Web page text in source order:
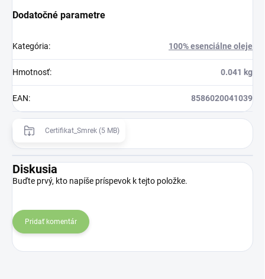
Dodatočné parametre
Kategória: 100% esenciálne oleje
Hmotnosť: 0.041 kg
EAN: 8586020041039
Certifikat_Smrek (5 MB)
Diskusia
Buďte prvý, kto napíše príspevok k tejto položke.
Pridať komentár